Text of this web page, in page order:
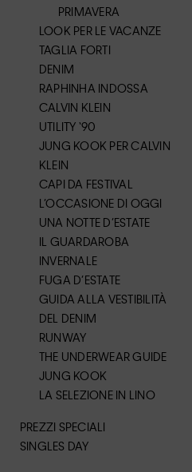
PRIMAVERA
LOOK PER LE VACANZE
TAGLIA FORTI
DENIM
RAPHINHA INDOSSA
CALVIN KLEIN
UTILITY ‘90
JUNG KOOK PER CALVIN
KLEIN
CAPI DA FESTIVAL
L’OCCASIONE DI OGGI
UNA NOTTE D’ESTATE
IL GUARDAROBA
INVERNALE
FUGA D’ESTATE
GUIDA ALLA VESTIBILITÀ
DEL DENIM
RUNWAY
THE UNDERWEAR GUIDE
JUNG KOOK
LA SELEZIONE IN LINO
PREZZI SPECIALI
SINGLES DAY